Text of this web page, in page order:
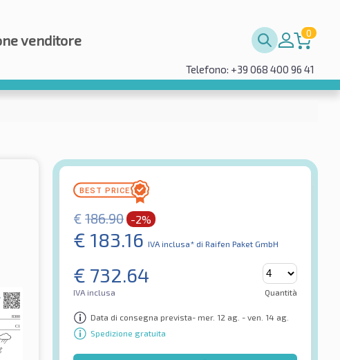
venditore 0
Telefono: +39 068 400 96 41
€ 186.90 -2%
€ 183.16 IVA inclusa* di Raifen Paket GmbH
€ 732.64
IVA inclusa Quantità
Data di consegna prevista- mer. 12 ag. - ven. 14 ag.
Spedizione gratuita